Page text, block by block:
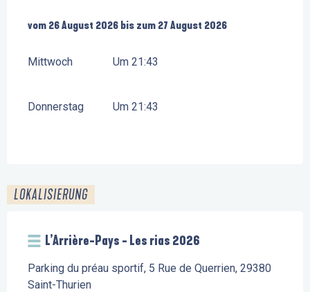
vom 26 August 2026 bis zum 27 August 2026
vom 26 August 2026 bis zum 27 August 2026
Mittwoch Um 21:43
Donnerstag Um 21:43
LOKALISIERUNG
L’Arrière-Pays - Les rias 2026
Parking du préau sportif, 5 Rue de Querrien, 29380
Saint-Thurien